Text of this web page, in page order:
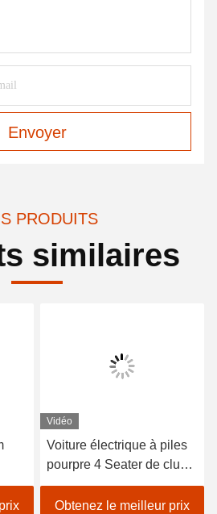
Envoyer
PRODUITS
similaires
Vidéo
Voiture électrique à piles
pourpre 4 Seater de club
de la voiture 48V de golf
mini
Obtenez le meilleur prix